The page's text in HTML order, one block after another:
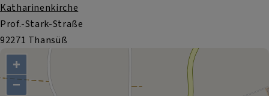
Katharinenkirche
Prof.-Stark-Straße
92271 Thansüß
+
−